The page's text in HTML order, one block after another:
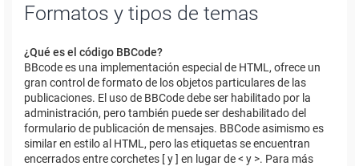
Formatos y tipos de temas
¿Qué es el código BBCode?
BBcode es una implementación especial de HTML, ofrece un
gran control de formato de los objetos particulares de las
publicaciones. El uso de BBCode debe ser habilitado por la
administración, pero también puede ser deshabilitado del
formulario de publicación de mensajes. BBCode asimismo es
similar en estilo al HTML, pero las etiquetas se encuentran
encerrados entre corchetes [ y ] en lugar de < y >. Para más